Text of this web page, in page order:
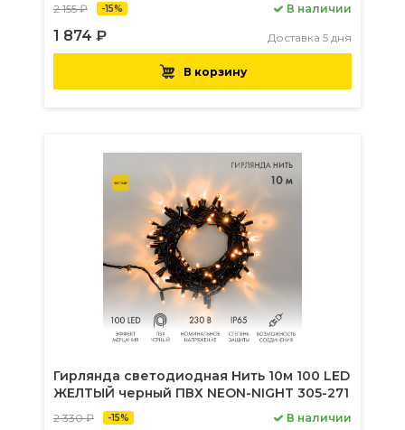
2 155 ₽ -15%
1 874 ₽
В наличии
Доставка 5 дня
В корзину
Гирлянда светодиодная Нить 10м 100 LED
ЖЕЛТЫЙ черный ПВХ NEON-NIGHT 305-271
2 330 ₽ -15% В наличии